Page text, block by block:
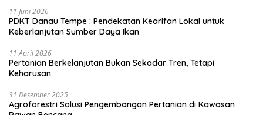
11 Juni 2026
PDKT Danau Tempe : Pendekatan Kearifan Lokal untuk
Keberlanjutan Sumber Daya Ikan
11 April 2026
Pertanian Berkelanjutan Bukan Sekadar Tren, Tetapi
Keharusan
31 Desember 2025
Agroforestri Solusi Pengembangan Pertanian di Kawasan